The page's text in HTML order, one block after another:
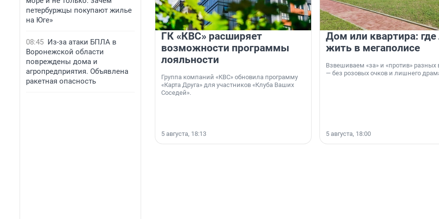
петербуржцы покупают жилье
на Юге»
08:45 Из-за атаки БПЛА в
Воронежской области
повреждены дома и
агропредприятия. Объявлена
ракетная опасность
ГК «КВС» расширяет
возможности программы
лояльности
Группа компаний «КВС» обновила программу
«Карта Друга» для участников «Клуба Ваших
Соседей».
5 августа, 18:13
Дом или квартира:
жить в мегаполисе
Взвешиваем «за» и «против» разных
— без розовых очков и лишнего
5 августа, 18:00